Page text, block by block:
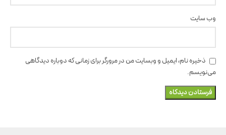
وب‌ سایت
ذخیره نام، ایمیل و وبسایت من در مرورگر برای زمانی که دوباره دیدگاهی
می‌نویسم.